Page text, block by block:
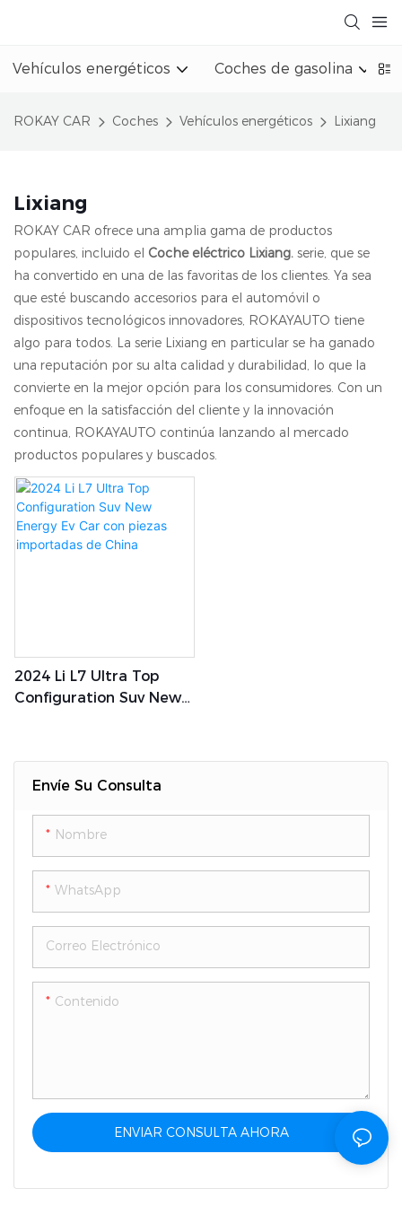
Vehículos energéticos Coches de gasolina
ROKAY CAR Coches Vehículos energéticos Lixiang
Lixiang
ROKAY CAR ofrece una amplia gama de productos
populares, incluido el Coche eléctrico Lixiang. serie, que se
ha convertido en una de las favoritas de los clientes. Ya sea
que esté buscando accesorios para el automóvil o
dispositivos tecnológicos innovadores, ROKAYAUTO tiene
algo para todos. La serie Lixiang en particular se ha ganado
una reputación por su alta calidad y durabilidad, lo que la
convierte en la mejor opción para los consumidores. Con un
enfoque en la satisfacción del cliente y la innovación
continua, ROKAYAUTO continúa lanzando al mercado
productos populares y buscados.
Envíe Su Consulta
Nombre
WhatsApp
Correo Electrónico
Contenido
ENVIAR CONSULTA AHORA
2024 Li L7 Ultra Top
Configuration Suv New
China